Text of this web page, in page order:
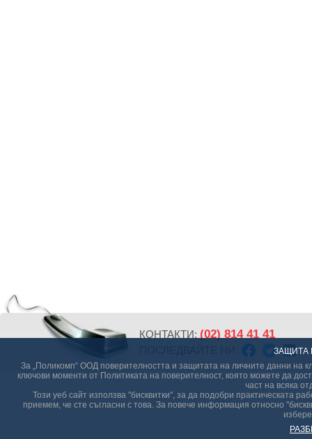
ЗАЩИТА
За „Поликомп“ ООД поверителността и защитата на личните данни на
ключови моменти от Политиката на поверителност, която можете да
част на всяка
Този уеб сайт използва "бисквитки", за да подобри практическата
приемем, че сте съгласни с това. За повече информация относно
КОНТАКТИ: (02) 814 41 41